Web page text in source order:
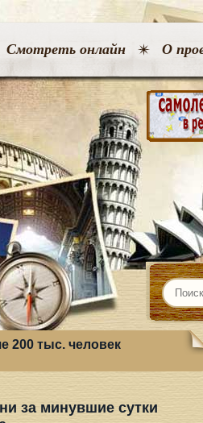
Смотреть онлайн О
200 тыс. человек
за минувшие сутки